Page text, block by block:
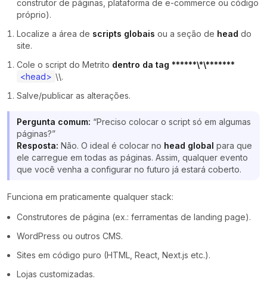
construtor de páginas, plataforma de e-commerce ou código
próprio).
Localize a área de scripts globais ou a seção de head do
site.
Cole o script do Metrito dentro da tag ******\*\*******
<head> \\.
Salve/publicar as alterações.
Pergunta comum: “Preciso colocar o script só em algumas
páginas?”
Resposta: Não. O ideal é colocar no head global para que
ele carregue em todas as páginas. Assim, qualquer evento
que você venha a configurar no futuro já estará coberto.
Funciona em praticamente qualquer stack:
Construtores de página (ex.: ferramentas de landing page).
WordPress ou outros CMS.
Sites em código puro (HTML, React, Next.js etc.).
Lojas customizadas.